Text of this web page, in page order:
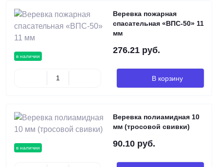
в наличии
Веревка пожарная
спасательная «ВПС-50» 11
мм
276.21 руб.
В корзину
в наличии
Веревка полиамидная 10
мм (тросовой свивки)
90.10 руб.